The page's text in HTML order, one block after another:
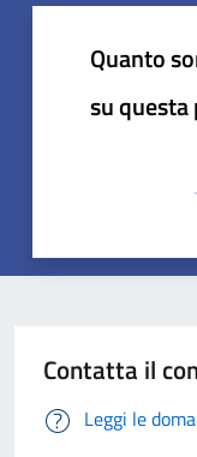
Quanto
su questa
Contatta il
Leggi le